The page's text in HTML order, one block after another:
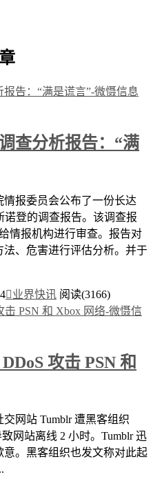
查分析报告：“满
报委员会公布了一份长达
诺登的调查报告。该调查报
情报机构进行审查。报告对
、危害进行评估分析。并于
业界快讯 阅读(3166)
攻击 PSN 和
网站 Tumblr 遭黑客组织
致网站离线 2 小时。Tumblr 迅
。黑客组织也发文称对此起